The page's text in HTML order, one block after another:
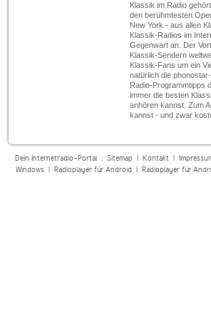
Klassik im Radio
den berühmtesten
New York - aus allen
Klassik-Radios im
Gegenwart an. Der
Klassik-Sendern
Klassik-Fans um ein
natürlich die
Radio-Programmtipps
immer die besten
anhören kannst. Zum
kannst - und zwar
Dein Internetradio-Portal : Sitemap| Kontakt|
Windows| Radioplayer für Android| Radioplayer für